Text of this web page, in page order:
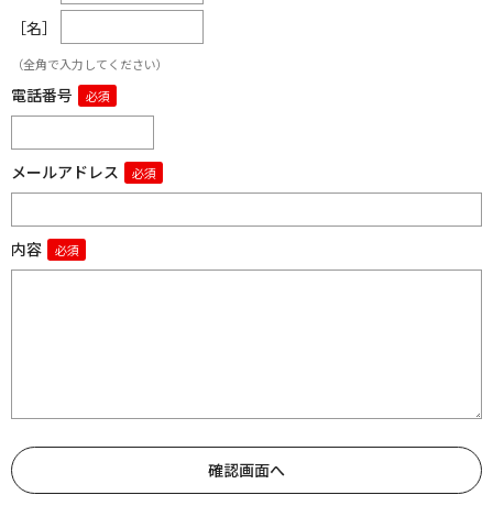
［名］
（全角で入力してください）
電話番号
メールアドレス
内容